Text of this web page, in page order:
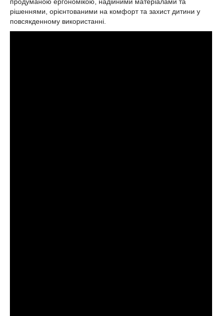
рішеннями, орієнтованими на комфорт та захист дитини у
повсякденному використанні.